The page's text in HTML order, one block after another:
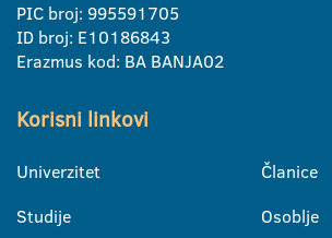
PIC broj: 995591705
ID broj: E10186843
Erazmus kod: BA BANJA02
Korisni linkovi
Univerzitet
Studije
Članice
Osoblje